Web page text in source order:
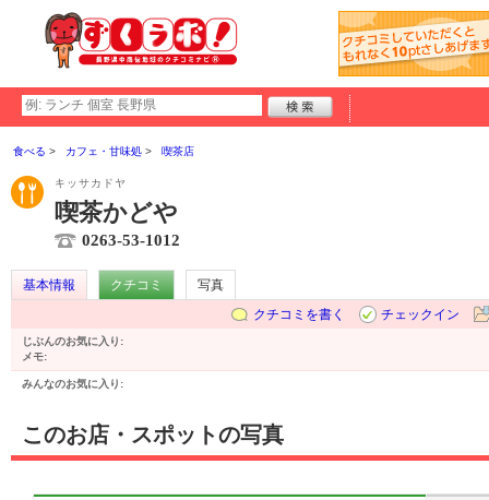
食べる カフェ・甘味処 喫茶店
キッサカドヤ
喫茶かどや
0263-53-1012
基本情報 クチコミ
写真
クチコミを書く
チェックイン
じぶんのお気に入り:
メモ:
みんなのお気に入り:
このお店・スポットの写真